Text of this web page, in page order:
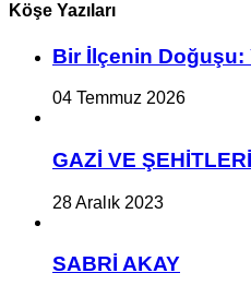
Köşe Yazıları
Bir İlçe­nin Do­ğu­şu:
04 Temmuz 2026
GAZİ VE
28 Aralık 2023
SABRİ AKAY